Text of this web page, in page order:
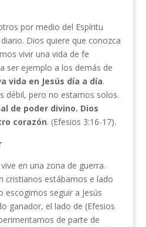
por medio del Espíritu
Dios quiere que conozca
vivir una vida de fe
ser ejemplo a los demás de
vida en Jesús día a día.
débil, pero no estamos solos.
de poder divino. Dios
corazón. (Efesios 3:16-17).
en una zona de guerra.
cristianos estábamos e lado
escogimos seguir a Jesús
ganador, el lado de (Efesios
de parte de